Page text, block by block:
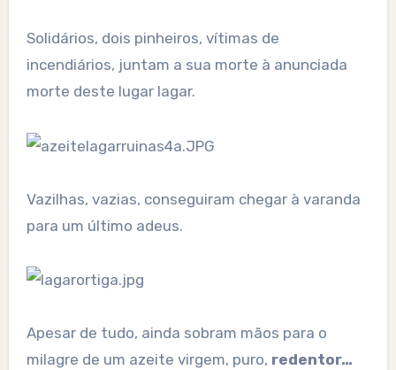
Solidários, dois pinheiros, vítimas de
incendiários, juntam a sua morte à anunciada
morte deste lugar lagar.
Vazilhas, vazias, conseguiram chegar à varanda
para um último adeus.
Apesar de tudo, ainda sobram mãos para o
milagre de um azeite virgem, puro, redentor…